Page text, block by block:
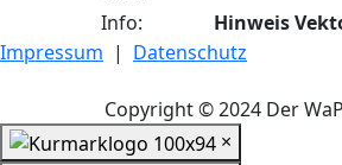
Info:
Hinweis
Impressum | Datenschutz
Copyright © 2024 Der
×